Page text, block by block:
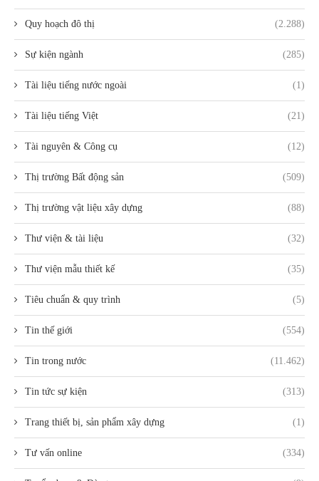
Quy hoạch đô thị (2.288)
Sự kiện ngành (285)
Tài liệu tiếng nước ngoài (1)
Tài liệu tiếng Việt (21)
Tài nguyên & Công cụ (12)
Thị trường Bất động sản (509)
Thị trường vật liệu xây dựng (88)
Thư viện & tài liệu (32)
Thư viện mẫu thiết kế (35)
Tiêu chuẩn & quy trình (5)
Tin thế giới (554)
Tin trong nước (11.462)
Tin tức sự kiện (313)
Trang thiết bị, sản phẩm xây dựng (1)
Tư vấn online (334)